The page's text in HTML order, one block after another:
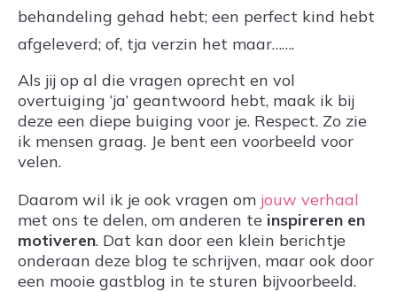
behandeling gehad hebt; een perfect kind hebt
afgeleverd; of, tja verzin het maar…….
Als jij op al die vragen oprecht en vol
overtuiging ‘ja’ geantwoord hebt, maak ik bij
deze een diepe buiging voor je. Respect. Zo zie
ik mensen graag. Je bent een voorbeeld voor
velen.
Daarom wil ik je ook vragen om jouw verhaal
met ons te delen, om anderen te inspireren en
motiveren. Dat kan door een klein berichtje
onderaan deze blog te schrijven, maar ook door
een mooie gastblog in te sturen bijvoorbeeld.